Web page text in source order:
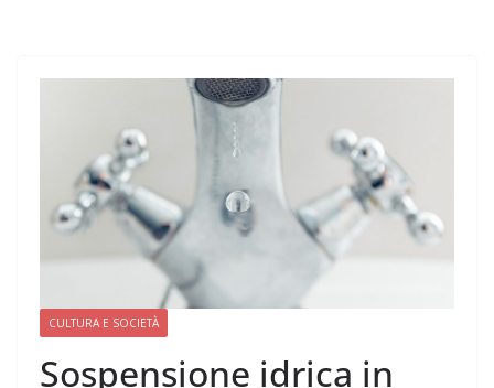
CULTURA E SOCIETÀ
Sospensione idrica in